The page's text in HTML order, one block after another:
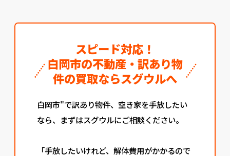
スピード対応！
白岡市の不動産・訳あり物
件の買取ならスグウルへ
白岡市"で訳あり物件、空き家を手放したい
なら、まずはスグウルにご相談ください。
「手放したいけれど、解体費用がかかるので